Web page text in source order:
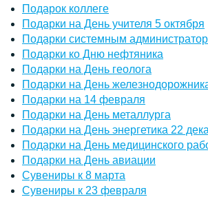
Подарок коллеге
Подарки на День учителя 5 октября
Подарки системным
Подарки ко Дню нефтяника
Подарки на День геолога
Подарки на День
Подарки на 14 февраля
Подарки на День металлурга
Подарки на День энергетика 22
Подарки на День медицинского
Подарки на День авиации
Сувениры к 8 марта
Сувениры к 23 февраля